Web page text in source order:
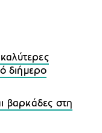
διήμερο
βαρκάδες στη